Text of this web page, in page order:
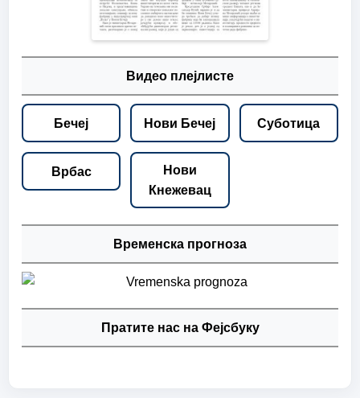
Видео плејлисте
Бечеј Нови Бечеј Суботица
Врбас
Нови
Кнежевац
Временска прогноза
Пратите нас на Фејсбуку